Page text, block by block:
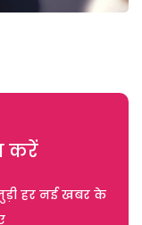
करें
हर नई खबर के